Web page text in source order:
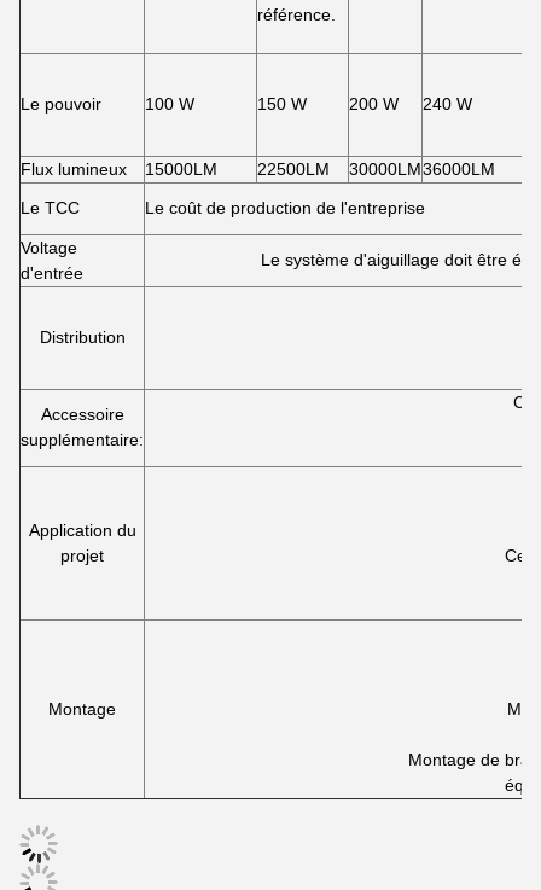
référence.
Le pouvoir 100 W 150 W 200 W 240 W
Flux lumineux 15000LM 22500LM 30000LM36000LM
Le TCC
Le coût de production de l'entreprise
Voltage
d'entrée
Le système d'aiguillage doit être
Distribution
Accessoire
supplémentaire:
Application du
projet
Montage
Montage de